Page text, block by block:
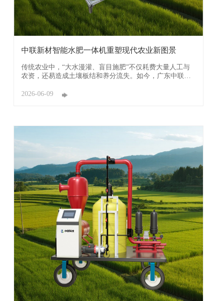
中联新材智能水肥一体机重塑现代农业新图景
传统农业中，“大水漫灌、盲目施肥”不仅耗费大量人工与
农资，还易造成土壤板结和养分流失。如今，广东中联新
一体机，正以物联网与自动化技术打破这一瓶颈，让种地
2026-06-09